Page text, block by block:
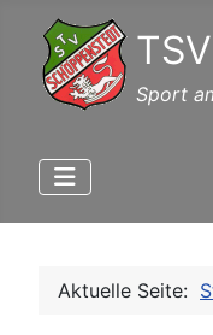
Sport
Aktuelle Seite: